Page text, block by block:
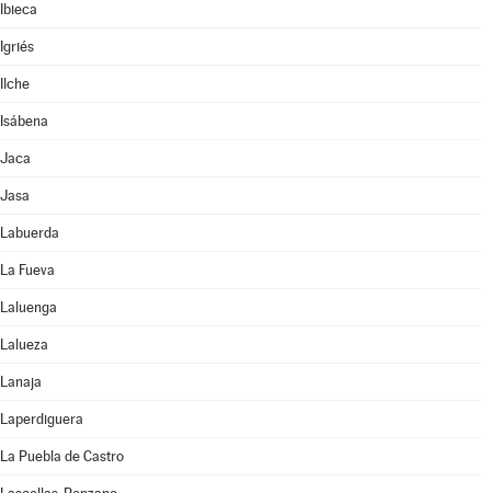
Ibieca
Igriés
Ilche
Isábena
Jaca
Jasa
Labuerda
La Fueva
Laluenga
Lalueza
Lanaja
Laperdiguera
La Puebla de Castro